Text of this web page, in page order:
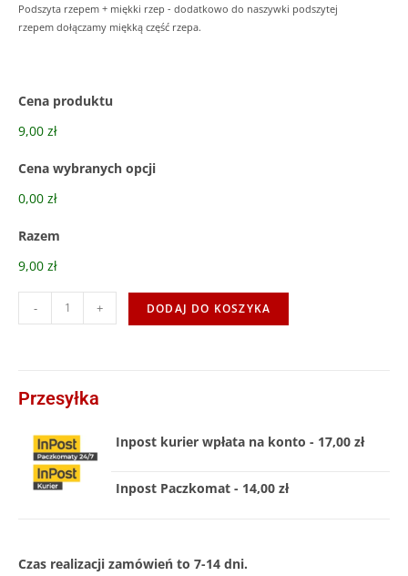
Podszyta rzepem + miękki rzep - dodatkowo do naszywki podszytej
rzepem dołączamy miękką część rzepa.
Cena produktu
9,00 zł
Cena wybranych opcji
0,00 zł
Razem
9,00 zł
- + DODAJ DO KOSZYKA
Przesyłka
Inpost kurier wpłata na konto - 17,00 zł
Inpost Paczkomat - 14,00 zł
Czas realizacji zamówień to 7-14 dni.